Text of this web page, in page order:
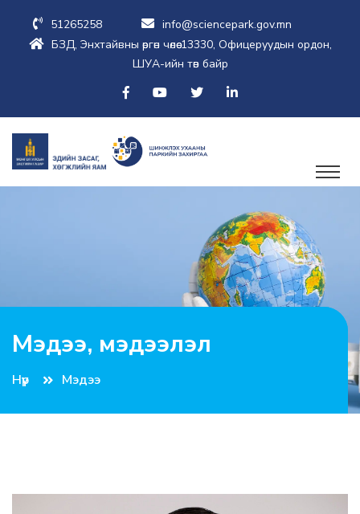
51265258
info@sciencepark.gov.mn
БЗД, Энхтайвны өргөн чөлөө-13330, Офицеруудын ордон,
ШУА-ийн төв байр
Мэдээ, мэдээлэл
Нүүр Мэдээ